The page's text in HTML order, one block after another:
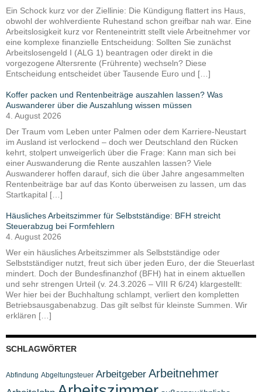
Ein Schock kurz vor der Ziellinie: Die Kündigung flattert ins Haus,
obwohl der wohlverdiente Ruhestand schon greifbar nah war. Eine
Arbeitslosigkeit kurz vor Renteneintritt stellt viele Arbeitnehmer vor
eine komplexe finanzielle Entscheidung: Sollten Sie zunächst
Arbeitslosengeld I (ALG 1) beantragen oder direkt in die
vorgezogene Altersrente (Frührente) wechseln? Diese
Entscheidung entscheidet über Tausende Euro und […]
Koffer packen und Rentenbeiträge auszahlen lassen? Was
Auswanderer über die Auszahlung wissen müssen
4. August 2026
Der Traum vom Leben unter Palmen oder dem Karriere-Neustart
im Ausland ist verlockend – doch wer Deutschland den Rücken
kehrt, stolpert unweigerlich über die Frage: Kann man sich bei
einer Auswanderung die Rente auszahlen lassen? Viele
Auswanderer hoffen darauf, sich die über Jahre angesammelten
Rentenbeiträge bar auf das Konto überweisen zu lassen, um das
Startkapital […]
Häusliches Arbeitszimmer für Selbstständige: BFH streicht
Steuerabzug bei Formfehlern
4. August 2026
Wer ein häusliches Arbeitszimmer als Selbstständige oder
Selbstständiger nutzt, freut sich über jeden Euro, der die Steuerlast
mindert. Doch der Bundesfinanzhof (BFH) hat in einem aktuellen
und sehr strengen Urteil (v. 24.3.2026 – VIII R 6/24) klargestellt:
Wer hier bei der Buchhaltung schlampt, verliert den kompletten
Betriebsausgabenabzug. Das gilt selbst für kleinste Summen. Wir
erklären […]
SCHLAGWÖRTER
Abfindung Abgeltungsteuer Arbeitgeber Arbeitnehmer